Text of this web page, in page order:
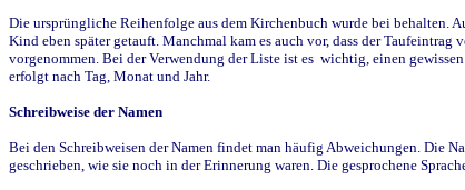
Die ursprüngliche Reihenfolge aus dem Kirchenbuch wurde bei behalten.
Kind eben später getauft. Manchmal kam es auch vor, dass der
vorgenommen. Bei der Verwendung der Liste ist es wichtig, einen
erfolgt nach Tag, Monat und Jahr.
Schreibweise der Namen
Bei den Schreibweisen der Namen findet man häufig Abweichungen. Die
geschrieben, wie sie noch in der Erinnerung waren. Die gesprochene